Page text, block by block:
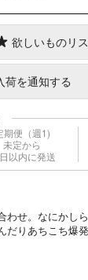
欲しいものリ
荷を通知する
期便（週1)
未定から
以内に発送
わせ。なにかし
りあちこち爆発